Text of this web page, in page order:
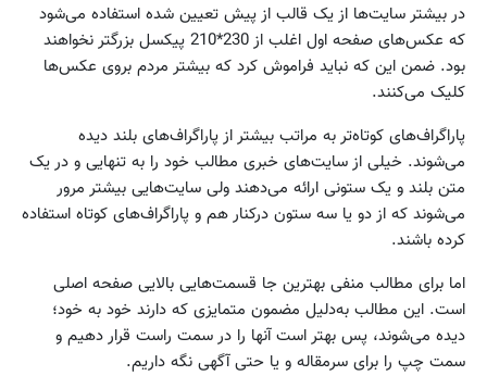
در بیشتر سایت‌ها از یک قالب از پیش تعیین شده استفاده می‌شود
که عکس‌های صفحه اول اغلب از 230*210 پیکسل بزرگتر نخواهند
بود. ضمن این ‌که نباید فراموش کرد که بیشتر مردم بروی عکس‌ها
کلیک می‌کنند.
پاراگراف‌های کوتاه‌تر به مراتب بیشتر از پاراگراف‌های بلند دیده
می‌شوند. خیلی از سایت‌های خبری مطالب خود را به تنهایی و در یک
متن بلند و یک ستونی ارائه می‌دهند ولی سایت‌هایی بیشتر مرور
می‌شوند که از دو یا سه ستون درکنار هم و پاراگراف‌های کوتاه استفاده
کرده باشند.
اما برای مطالب منفی بهترین جا قسمت‌هایی بالایی صفحه اصلی
است. این مطالب به‌دلیل مضمون متمایزی که دارند خود به خود؛
دیده می‌شوند، پس بهتر است آنها را در سمت راست قرار دهیم و
سمت چپ را برای سرمقاله و یا حتی آگهی نگه داریم.